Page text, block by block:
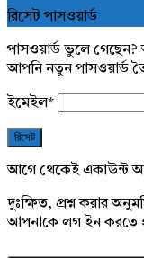
রিসেট পাসওয়ার্ড
পাসওয়ার্ড ভুলে
আপনি নতুন পাসওয়ার্ড
ইমেইল*
আগে থেকেই একাউন্ট
দুঃক্ষিত, প্রশ্ন করার
আপনাকে লগ ইন করতে